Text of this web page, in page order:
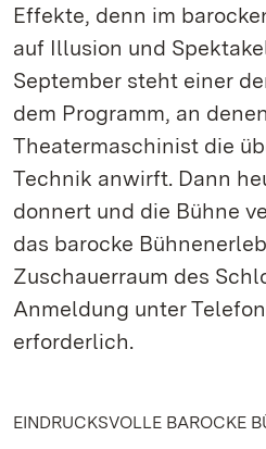
Effekte, denn im
auf Illusion und
September steht einer
dem Programm, an
Theatermaschinist die
Technik anwirft. Dann
donnert und die Bühne
das barocke
Zuschauerraum des
Anmeldung unter Telefon
erforderlich.
EINDRUCKSVOLLE BAROCKE